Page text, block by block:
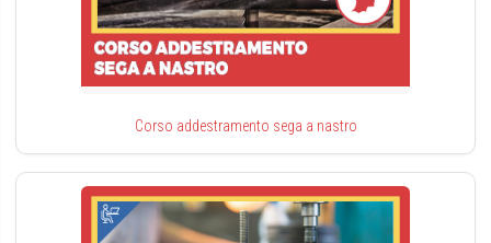
Corso addestramento sega a nastro